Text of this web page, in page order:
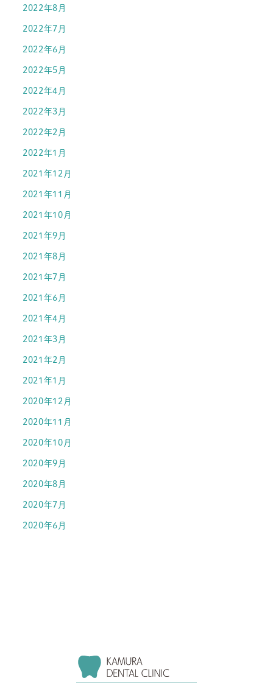
2022年8月
2022年7月
2022年6月
2022年5月
2022年4月
2022年3月
2022年2月
2022年1月
2021年12月
2021年11月
2021年10月
2021年9月
2021年8月
2021年7月
2021年6月
2021年4月
2021年3月
2021年2月
2021年1月
2020年12月
2020年11月
2020年10月
2020年9月
2020年8月
2020年7月
2020年6月